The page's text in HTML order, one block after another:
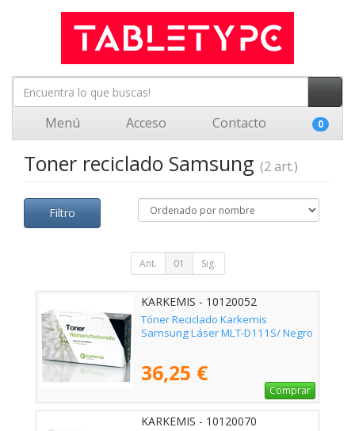
Menú Acceso Contacto 0
Toner reciclado Samsung (2 art.)
Filtro
Ant. 01 Sig.
KARKEMIS - 10120052
Tóner Reciclado Karkemis
Samsung Láser MLT-D111S/ Negro
36,25 €
Comprar
KARKEMIS - 10120070